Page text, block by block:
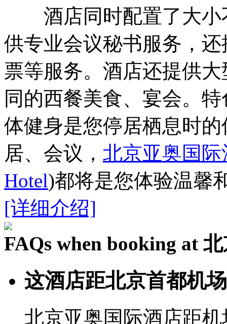
酒店同时配置了大小
供专业会议秘书服务，
票等服务。酒店还提供
同的西餐美食、宴会。
体健身是您停居栖息时
居、会议， 北京亚奥国际
Hotel)都将是您体验温馨
[详细介绍]
FAQs when booking at
这酒店距北京首都机
北京亚奥国际酒店距机